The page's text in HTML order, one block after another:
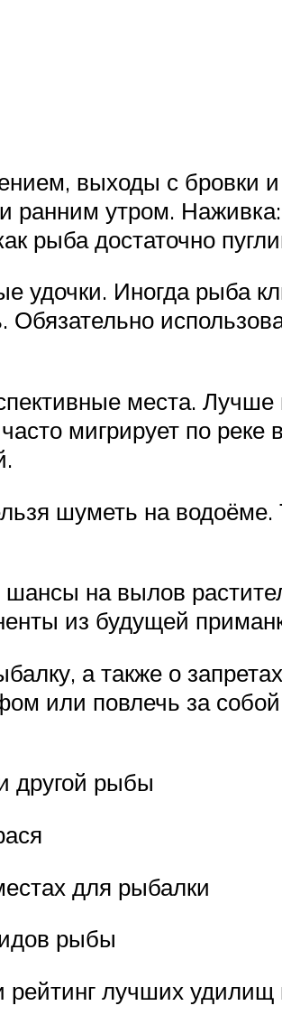
выходы с бровки
утром.
рыба достаточно
удочки. Иногда рыба
места.
мигрирует по
шуметь на водоёме.
на вылов
из будущей
а также о
или повлечь за
другой рыбы
для рыбалки
рыбы
рейтинг лучших удилищ